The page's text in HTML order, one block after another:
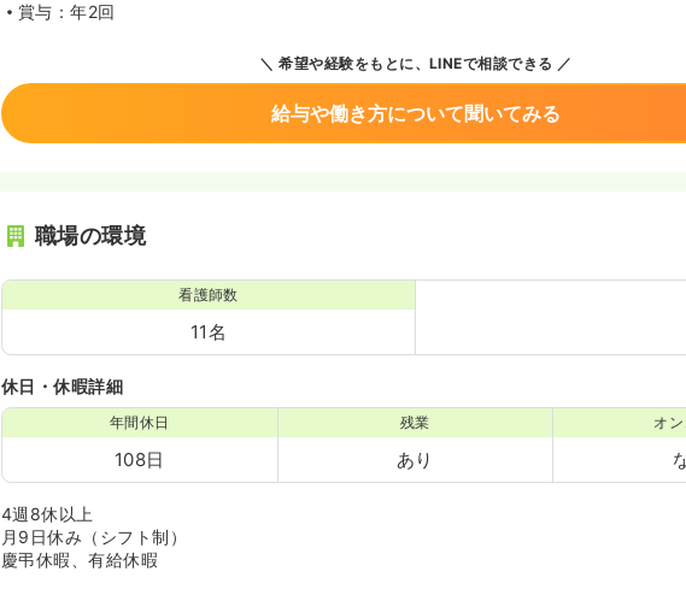
賞与：年2回
希望や経験をもとに、LINEで相談できる
給与や働き方について聞いてみる
職場の環境
看護師数
11名
休日・休暇詳細
年間休日
108日
残業
あり
オ
4週8休以上
月9日休み（シフト制）
慶弔休暇、有給休暇